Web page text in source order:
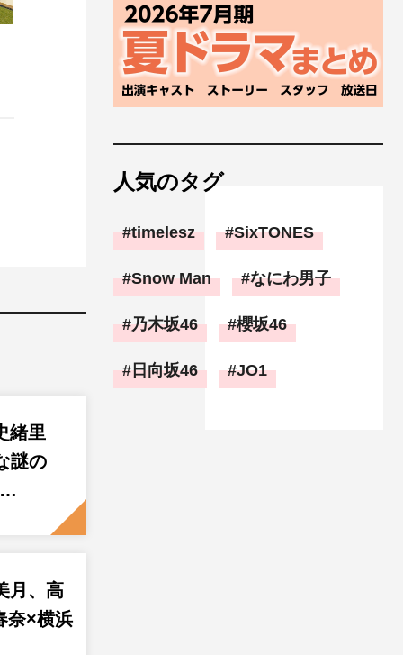
緒里
謎の
…
月、高
奈×横浜
人気のタグ
timelesz SixTONES
Snow Man なにわ男子
乃木坂46 櫻坂46
日向坂46 JO1